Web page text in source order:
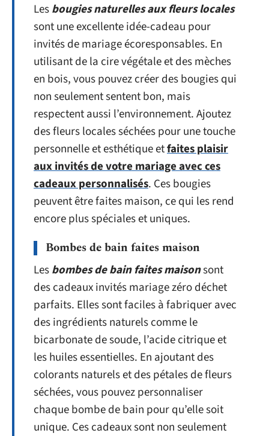
Lesbougies naturelles aux fleurs locales
sont une excellente idée-cadeau pour
invités de mariage écoresponsables. En
utilisant de la cire végétale et des mèches
en bois, vous pouvez créer des bougies qui
non seulement sentent bon, mais
respectent aussi l’environnement. Ajoutez
des fleurs locales séchées pour une touche
personnelle et esthétique etfaites plaisir
aux invités de votre mariage avec ces
cadeaux personnalisés. Ces bougies
peuvent être faites maison, ce qui les rend
encore plus spéciales et uniques.
Bombes de bain faites maison
Lesbombes de bain faites maisonsont
des cadeaux invités mariage zéro déchet
parfaits. Elles sont faciles à fabriquer avec
des ingrédients naturels comme le
bicarbonate de soude, l’acide citrique et
les huiles essentielles. En ajoutant des
colorants naturels et des pétales de fleurs
séchées, vous pouvez personnaliser
chaque bombe de bain pour qu’elle soit
unique. Ces cadeaux sont non seulement